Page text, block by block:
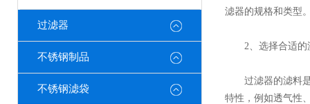
过滤器
不锈钢制品
不锈钢滤袋
滤器的规格和类型
2、选择合适的
过滤器的滤料是
特性，例如透气性